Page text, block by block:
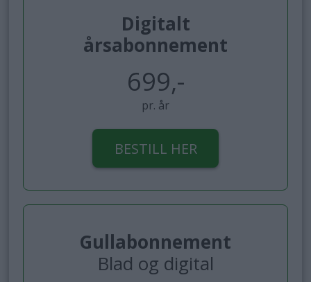
Digitalt
årsabonnement
699,-
pr. år
BESTILL HER
Gullabonnement
Blad og digital